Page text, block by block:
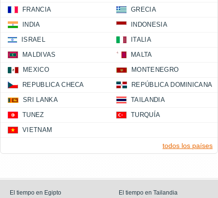
FRANCIA GRECIA
INDIA INDONESIA
ISRAEL ITALIA
MALDIVAS MALTA
MEXICO MONTENEGRO
REPUBLICA CHECA REPÚBLICA DOMINICANA
SRI LANKA TAILANDIA
TUNEZ TURQUÍA
VIETNAM
todos los países
El tiempo en Egipto El tiempo en Tailandia